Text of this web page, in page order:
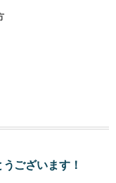
ございます！